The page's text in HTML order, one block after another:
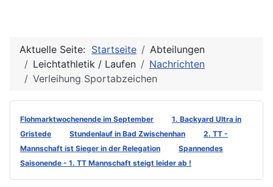
Aktuelle Seite: Startseite
Abteilungen
Leichtathletik / Laufen
Nachrichten
Verleihung Sportabzeichen
Flohmarktwochenende im September
1. Backyard Ultra in
Gristede
Stundenlauf in Bad Zwischenhan
2. TT -
Mannschaft ist Sieger in der Relegation
Spannendes
Saisonende - 1. TT Mannschaft steigt leider ab !